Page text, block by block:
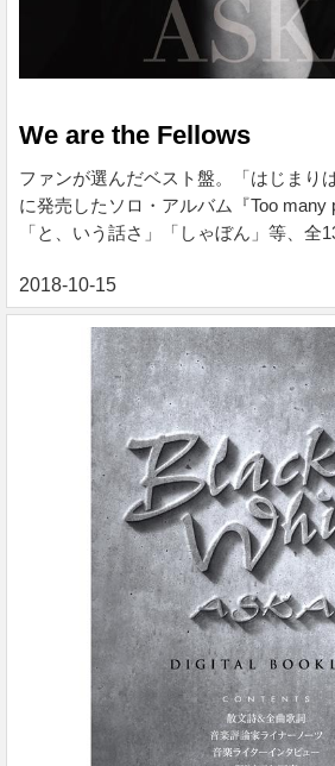
We are the Fellows
ファンが選んだベスト盤。「はじまり
に発売したソロ・アルバム『Too many
「と、いう話さ」「しゃぼん」等、全
Communications 価格 ¥ 3,200 税込 各
手続きは下記バナーよりお進みくださ
Fellows, ASKA - Qobuz QobuzでASKA
ゾ音質で聴く、またはダウンロードす
は¥1,280/月から 収...